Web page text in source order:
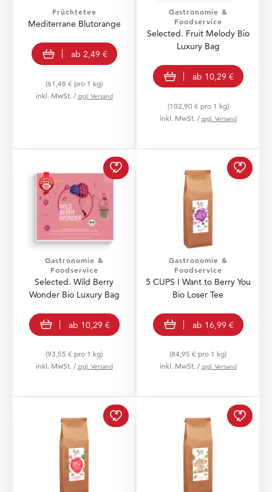
Früchtetee
Mediterrane Blutorange
view product
ab 2,49 €
(61,48 € pro 1 kg)
inkl. MwSt. /zzgl. Versand
Gastronomie &
Foodservice
Selected. Fruit Melody Bio
Luxury Bag
view product
ab 10,29 €
(102,90 € pro 1 kg)
inkl. MwSt. /zzgl. Versand
Selected. Wild Berry
Gastronomie &
Foodservice
Selected. Wild Berry
Wonder Bio Luxury Bag
view product
ab 10,29 €
(93,55 € pro 1 kg)
inkl. MwSt. /zzgl. Versand
5
Gastronomie &
Foodservice
5 CUPS I Want to Berry You
Bio Loser Tee
view product
ab 16,99 €
(84,95 € pro 1 kg)
inkl. MwSt. /zzgl. Versand
5 CUPS Sunny's Berry
Bio